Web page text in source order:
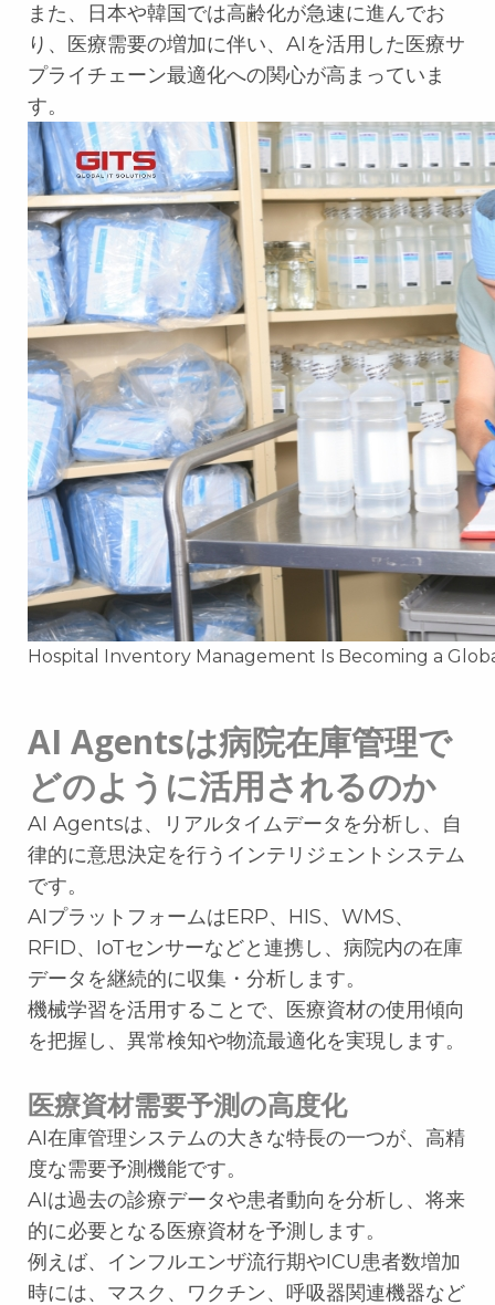
また、日本や韓国では高齢化が急速に進んでお
り、医療需要の増加に伴い、AIを活用した医療サ
プライチェーン最適化への関心が高まっていま
す。
Hospital Inventory Management Is Becoming a
AI Agentsは病院在庫管理で
どのように活用されるのか
AI Agentsは、リアルタイムデータを分析し、自
律的に意思決定を行うインテリジェントシステム
です。
AIプラットフォームはERP、HIS、WMS、
RFID、IoTセンサーなどと連携し、病院内の在庫
データを継続的に収集・分析します。
機械学習を活用することで、医療資材の使用傾向
を把握し、異常検知や物流最適化を実現します。
医療資材需要予測の高度化
AI在庫管理システムの大きな特長の一つが、高精
度な需要予測機能です。
AIは過去の診療データや患者動向を分析し、将来
的に必要となる医療資材を予測します。
例えば、インフルエンザ流行期やICU患者数増加
時には、マスク、ワクチン、呼吸器関連機器など